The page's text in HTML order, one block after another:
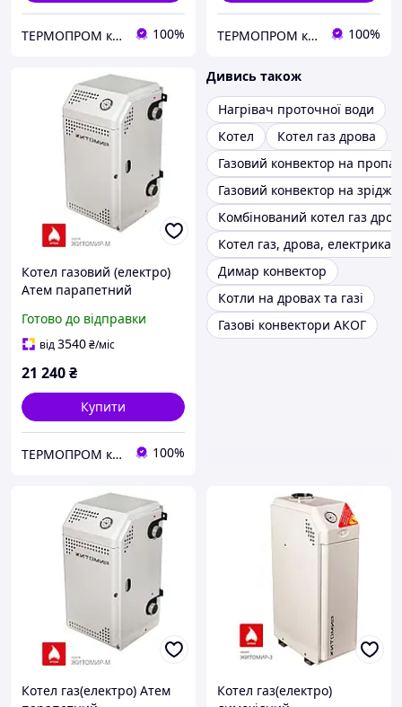
TEPMOПРОМ крамниця та інтернет продажі 100% TEPMOПРОМ крамниця та інтернет продажі 100%
Котел газовий (електро)
Атем парапетний
М АДГВ 10 СН_
Готово до відправки
від3540₴/міс
21 240₴
Купити
TEPMOПРОМ крамниця та інтернет продажі 100%
Дивись також
Нагрівач проточної води
Котел
Котел газ дрова
Газовий конвектор на
Газовий конвектор на
Комбінований котел газ
Котел газ, дрова, електрика
Димар конвектор
Котли на дровах та газі
Газові конвектори АКОГ
Котел газ(електро) Атем
Котел газ(електро)